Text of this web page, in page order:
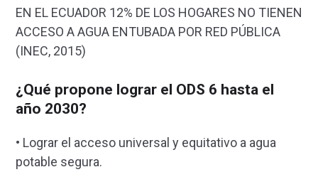
EN EL ECUADOR 12% DE LOS HOGARES NO TIENEN
ACCESO A AGUA ENTUBADA POR RED PÚBLICA
(INEC, 2015)
¿Qué propone lograr el ODS 6 hasta el
año 2030?
• Lograr el acceso universal y equitativo a agua
potable segura.